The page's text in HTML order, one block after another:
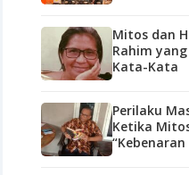
Mitos dan
Rahim
Kata-Kata
Perilaku
Ketika